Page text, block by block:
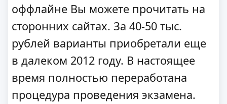
оффлайне Вы можете прочитать на
сторонних сайтах. За 40-50 тыс.
рублей варианты приобретали еще
в далеком 2012 году. В настоящее
время полностью переработана
процедура проведения экзамена.